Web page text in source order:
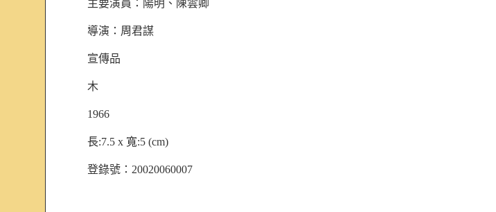
主要演員： 陽明、陳雲卿
導演： 周君謀
宣傳品
木
1966
長:7.5 x 寬:5 (cm)
登錄號：20020060007